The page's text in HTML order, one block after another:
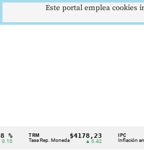
Cintillo
TRM
Tasa Rep. Moneda
$4178,23
▲ 0.42
IPC
Inflación anual ▼
Este portal emplea cookies